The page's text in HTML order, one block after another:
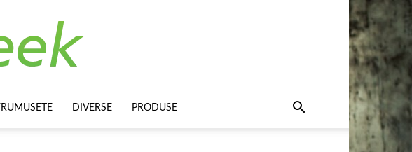
DIVERSE PRODUSE